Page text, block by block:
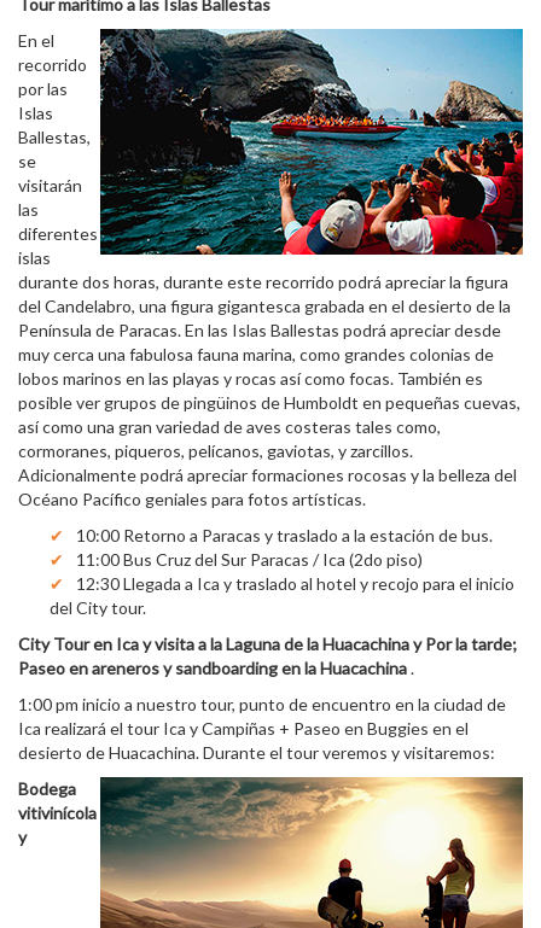
Tour marítimo a las Islas Ballestas
En el
recorrido
por las
Islas
Ballestas,
se
visitarán
las
diferentes
islas
durante dos horas, durante este recorrido podrá apreciar la figura
del Candelabro, una figura gigantesca grabada en el desierto de la
Península de Paracas. En las Islas Ballestas podrá apreciar desde
muy cerca una fabulosa fauna marina, como grandes colonias de
lobos marinos en las playas y rocas así como focas. También es
posible ver grupos de pingüinos de Humboldt en pequeñas cuevas,
así como una gran variedad de aves costeras tales como,
cormoranes, piqueros, pelícanos, gaviotas, y zarcillos.
Adicionalmente podrá apreciar formaciones rocosas y la belleza del
Océano Pacífico geniales para fotos artísticas.
10:00 Retorno a Paracas y traslado a la estación de bus.
11:00 Bus Cruz del Sur Paracas / Ica (2do piso)
12:30 Llegada a Ica y traslado al hotel y recojo para el inicio
del City tour.
City Tour en Ica y visita a la Laguna de la Huacachina y Por la tarde;
Paseo en areneros y sandboarding en la Huacachina.
1:00 pm inicio a nuestro tour, punto de encuentro en la ciudad de
Ica realizará el tour Ica y Campiñas + Paseo en Buggies en el
desierto de Huacachina. Durante el tour veremos y visitaremos:
Bodega
vitivinícola
y